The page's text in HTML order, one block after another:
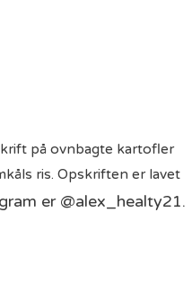
på ovnbagte kartofler
ris. Opskriften er lavet
er @alex_healty21.